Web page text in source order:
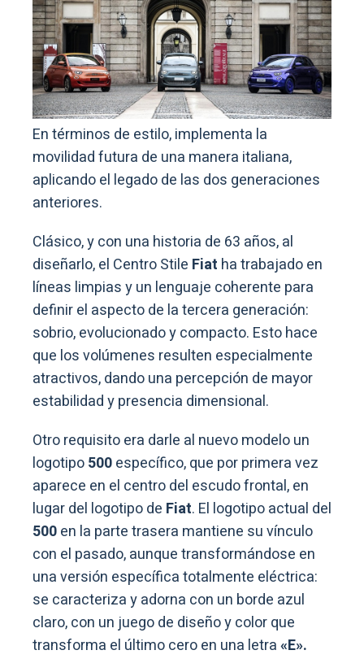
En términos de estilo, implementa la
movilidad futura de una manera italiana,
aplicando el legado de las dos generaciones
anteriores.
Clásico, y con una historia de 63 años, al
diseñarlo, el Centro Stile Fiat ha trabajado en
líneas limpias y un lenguaje coherente para
definir el aspecto de la tercera generación:
sobrio, evolucionado y compacto. Esto hace
que los volúmenes resulten especialmente
atractivos, dando una percepción de mayor
estabilidad y presencia dimensional.
Otro requisito era darle al nuevo modelo un
logotipo500específico, que por primera vez
aparece en el centro del escudo frontal, en
lugar del logotipo de Fiat. El logotipo actual del
500en la parte trasera mantiene su vínculo
con el pasado, aunque transformándose en
una versión específica totalmente eléctrica:
se caracteriza y adorna con un borde azul
claro, con un juego de diseño y color que
transforma el último cero en una letra«E».